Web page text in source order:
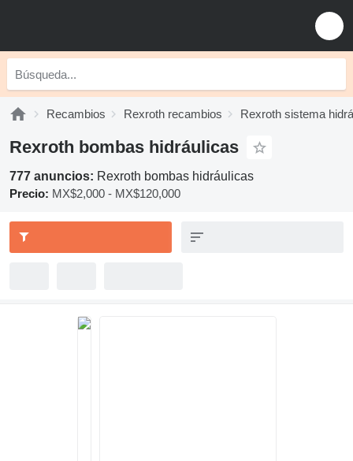
Recambios Rexroth recambios Rexroth sistema
Rexroth bombas hidráulicas
777 anuncios: Rexroth bombas hidráulicas
Precio: MX$2,000 - MX$120,000